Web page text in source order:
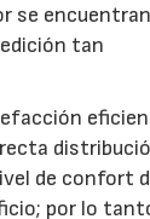
se encuentran
tan
de confort
por lo